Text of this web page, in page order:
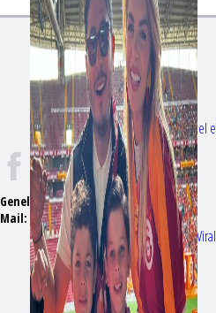
Bir dizi aşkı daha gerçek oldu: Sette el
Erol Köse'nin mektupları ilk kez Nur
Gündem Sağlık
Doktorlar
Genel Yayın Yönetmeni:Seyhan Erdağ
Mail:
emizmagazin@gmail.com